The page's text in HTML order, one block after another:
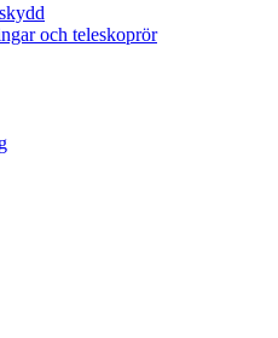
och teleskoprör